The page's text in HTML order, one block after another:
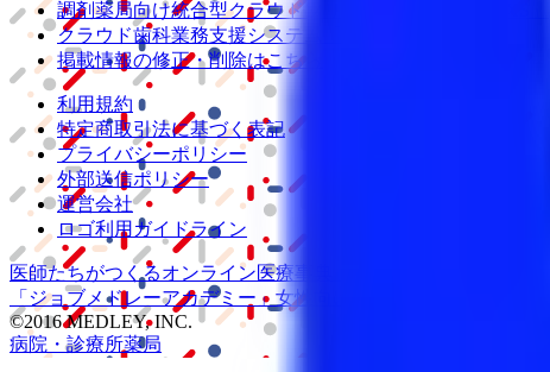
調剤薬局向け統合型クラウドソリューション
クラウド歯科業務支援システム
掲載情報の修正・削除はこちら
利用規約
特定商取引法に基づく表記
プライバシーポリシー
外部送信ポリシー
運営会社
ロゴ利用ガイドライン
医師たちがつくるオンライン医療事典
「ジョブメドレーアカデミー」 女性向け
©2016 MEDLEY, INC.
病院・診療所薬局